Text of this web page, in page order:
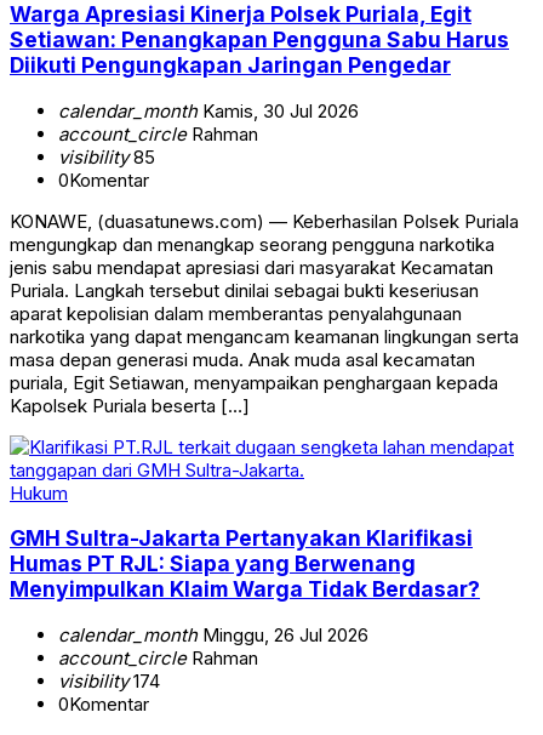
Warga Apresiasi Kinerja Polsek Puriala, Egit
Setiawan: Penangkapan Pengguna Sabu Harus
Diikuti Pengungkapan Jaringan Pengedar
calendar_monthKamis, 30 Jul 2026
account_circleRahman
visibility85
0Komentar
KONAWE, (duasatunews.com) — Keberhasilan Polsek Puriala
mengungkap dan menangkap seorang pengguna narkotika
jenis sabu mendapat apresiasi dari masyarakat Kecamatan
Puriala. Langkah tersebut dinilai sebagai bukti keseriusan
aparat kepolisian dalam memberantas penyalahgunaan
narkotika yang dapat mengancam keamanan lingkungan serta
masa depan generasi muda. Anak muda asal kecamatan
puriala, Egit Setiawan, menyampaikan penghargaan kepada
Kapolsek Puriala beserta […]
Hukum
GMH Sultra-Jakarta Pertanyakan Klarifikasi
Humas PT RJL: Siapa yang Berwenang
Menyimpulkan Klaim Warga Tidak Berdasar?
calendar_monthMinggu, 26 Jul 2026
account_circleRahman
visibility174
0Komentar